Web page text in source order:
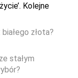
Kolejne
złota?
stałym